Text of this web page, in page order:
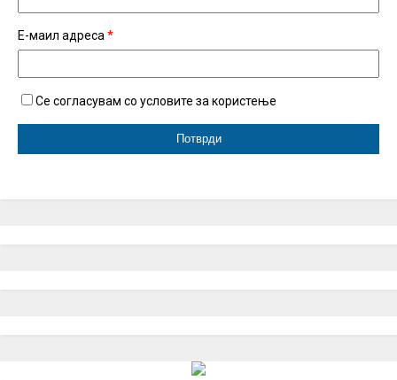
Е-маил адреса *
Се согласувам со условите за користење